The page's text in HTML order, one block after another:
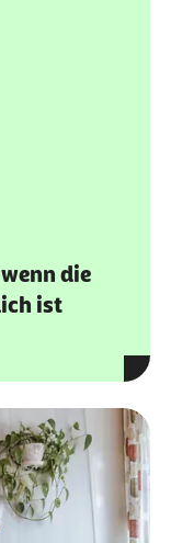
ist